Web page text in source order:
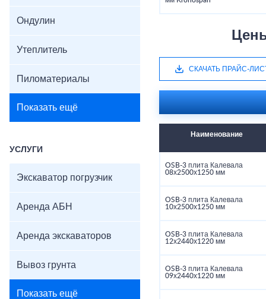
Ондулин
Утеплитель
Пиломатериалы
Показать ещё
УСЛУГИ
Экскаватор погрузчик
Аренда АБН
Аренда экскаваторов
Вывоз грунта
Показать ещё
СКАЧАТЬ ПРАЙС-
Наименование
OSB-3 плита Калевала
08х2500х1250 мм
OSB-3 плита Калевала
10х2500х1250 мм
OSB-3 плита Калевала
12х2440х1220 мм
OSB-3 плита Калевала
09х2440х1220 мм